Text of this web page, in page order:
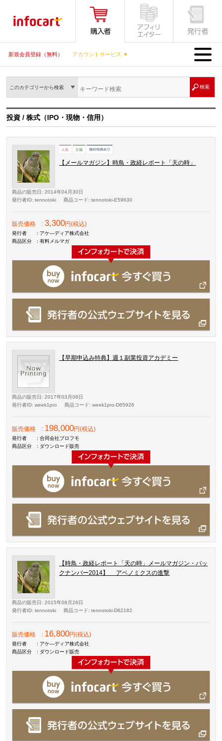
新規会員登録（無料） アカウントサービス ▼ MENU
このカテゴリーから検索
投資 / 株式（IPO・現物・信用）
【メールマガジン】時鳥・政経レポート「天の時」
商品の販売日 : 2014年04月30日
発行者ID: tennotoki 商品コード: tennotoki-E59630
販売価格 :3,300円(税込)
発行者
: アケ―ディア株式会社
商品区分
: 有料メルマガ
【早期申込み特典】週１副業投資アカデミー
商品の販売日 : 2017年03月08日
発行者ID: week1pro 商品コード: week1pro-D65926
販売価格 : 198,000円(税込)
発行者
: 合同会社プロフモ
商品区分
: ダウンロード販売
【時鳥・政経レポート「天の時」メールマガジン・バッ
クナンバー2014】 アベノミクスの進撃
商品の販売日 : 2015年08月28日
発行者ID: tennotoki 商品コード: tennotoki-D62182
販売価格 : 16,800円(税込)
発行者
: アケ―ディア株式会社
商品区分
: ダウンロード販売